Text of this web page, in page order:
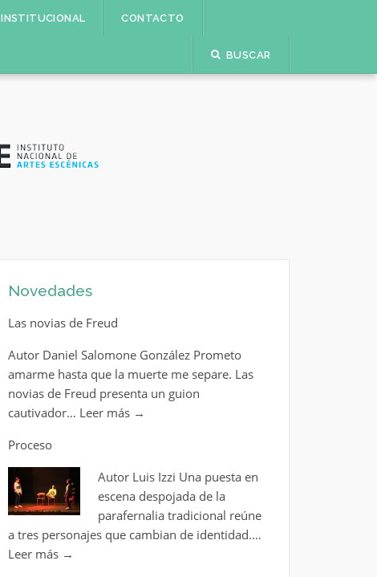
INSTITUCIONAL CONTACTO
BUSCAR
Novedades
Las novias de Freud
Autor Daniel Salomone González Prometo
amarme hasta que la muerte me separe. Las
novias de Freud presenta un guion
cautivador… Leer más →
Proceso
Autor Luis Izzi Una puesta en
escena despojada de la
parafernalia tradicional reúne
a tres personajes que cambian de identidad.…
Leer más →